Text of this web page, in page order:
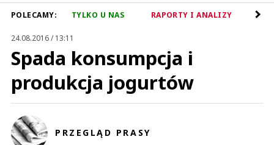
POLECAMY: TYLKO U NAS RAPORTY I ANALIZY
24.08.2016 / 13:11
Spada konsumpcja i
produkcja jogurtów
PRZEGLĄD PRASY